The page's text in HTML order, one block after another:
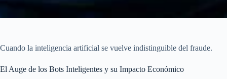
Cuando la inteligencia artificial se vuelve indistinguible del fraude.
El Auge de los Bots Inteligentes y su Impacto Económico